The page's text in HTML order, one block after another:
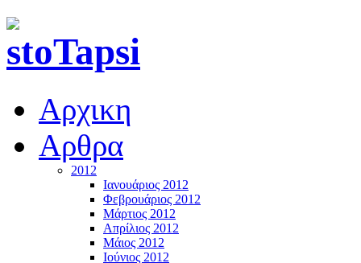
Αρχικη
Αρθρα
2012
Ιανουάριος 2012
Φεβρουάριος 2012
Μάρτιος 2012
Απρίλιος 2012
Μάιος 2012
Ιούνιος 2012